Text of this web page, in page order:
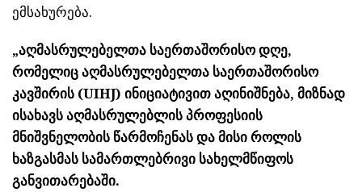
ემსახურება.
„აღმასრულებელთა საერთაშორისო დღე,
რომელიც აღმასრულებელთა საერთაშორისო
კავშირის (UIHJ) ინიციატივით აღინიშნება, მიზნად
ისახავს აღმასრულებლის პროფესიის
მნიშვნელობის წარმოჩენას და მისი როლის
ხაზგასმას სამართლებრივი სახელმწიფოს
განვითარებაში.